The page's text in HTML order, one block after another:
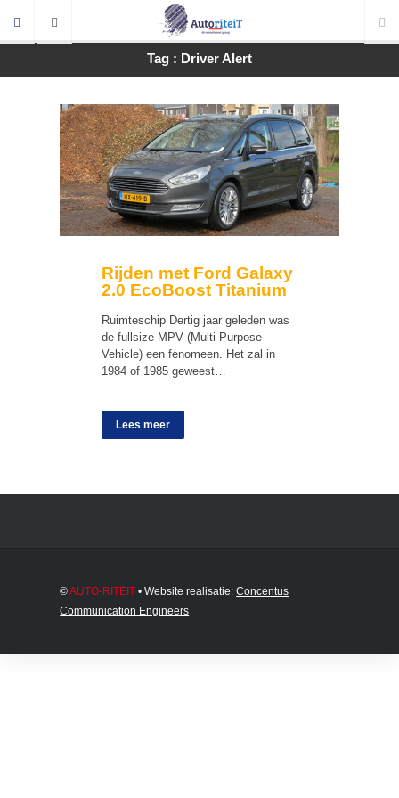
Tag : Driver Alert
Rijden met Ford Galaxy
2.0 EcoBoost Titanium
Ruimteschip Dertig jaar geleden was
de fullsize MPV (Multi Purpose
Vehicle) een fenomeen. Het zal in
1984 of 1985 geweest…
Lees meer
©AUTO-RITEIT • Website realisatie:Concentus
Communication Engineers